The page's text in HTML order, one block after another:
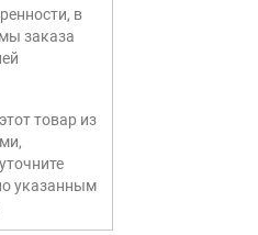
в
заказа
товар из
указанным